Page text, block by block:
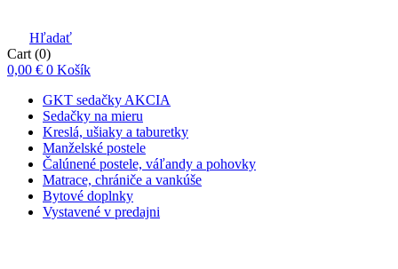
Hľadať
Cart (0)
0,00 € 0 Košík
GKT sedačky AKCIA
Sedačky na mieru
Kreslá, ušiaky a taburetky
Manželské postele
Čalúnené postele, váľandy a pohovky
Matrace, chrániče a vankúše
Bytové doplnky
Vystavené v predajni